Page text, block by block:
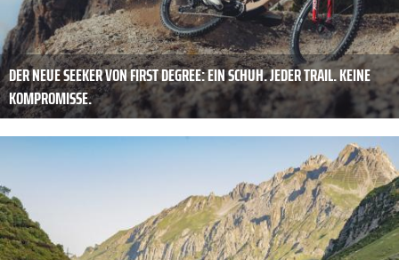
DER NEUE SEEKER VON FIRST DEGREE: EIN SCHUH. JEDER TRAIL. KEINE
KOMPROMISSE.